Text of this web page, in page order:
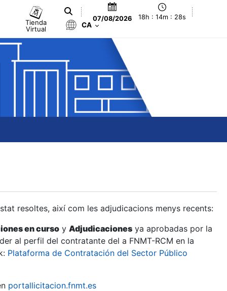
Tienda
Virtual
07/08/2026 18h : 14m : 29s
CA
resoltes, així com les adjudicacions menys recents:
en curso y Adjudicaciones ya aprobadas por la
al perfil del contratante del a FNMT-RCM en la
Plataforma de Contratación del Sector Público
portallicitacion.fnmt.es